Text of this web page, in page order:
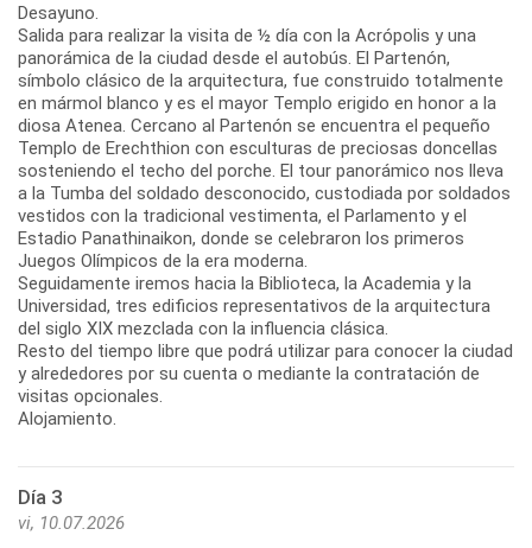
Desayuno.
Salida para realizar la visita de ½ día con la Acrópolis y una
panorámica de la ciudad desde el autobús. El Partenón,
símbolo clásico de la arquitectura, fue construido totalmente
en mármol blanco y es el mayor Templo erigido en honor a la
diosa Atenea. Cercano al Partenón se encuentra el pequeño
Templo de Erechthion con esculturas de preciosas doncellas
sosteniendo el techo del porche. El tour panorámico nos lleva
a la Tumba del soldado desconocido, custodiada por soldados
vestidos con la tradicional vestimenta, el Parlamento y el
Estadio Panathinaikon, donde se celebraron los primeros
Juegos Olímpicos de la era moderna.
Seguidamente iremos hacia la Biblioteca, la Academia y la
Universidad, tres edificios representativos de la arquitectura
del siglo XIX mezclada con la influencia clásica.
Resto del tiempo libre que podrá utilizar para conocer la ciudad
y alrededores por su cuenta o mediante la contratación de
visitas opcionales.
Alojamiento.
Día 3
vi, 10.07.2026